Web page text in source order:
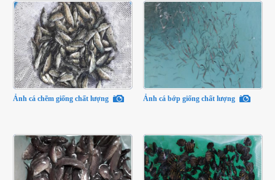
Ảnh cá chẽm giống chất lượng Ảnh cá bớp giống chất lượng